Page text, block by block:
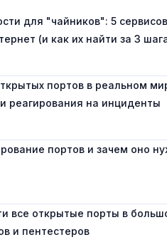
для "чайников": 5
(и как их найти за 3
портов в реальном
реагирования на инциденты
портов и зачем оно
все открытые порты в
и пентестеров